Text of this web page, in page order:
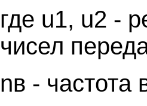
где u1, u2 -
чисел
nв -